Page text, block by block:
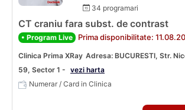
34 programari
CT craniu fara subst. de contrast
• Program Live Prima disponibilitate:
Clinica Prima XRay Adresa: BUCURESTI, Str.
59, Sector 1 - vezi harta
Numerar / Card in Clinica